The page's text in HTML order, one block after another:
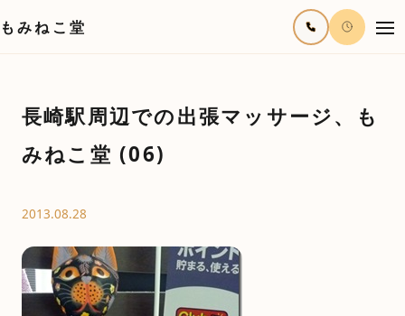
もみねこ堂
長崎駅周辺での出張マッサージ、も
みねこ堂 (06)
2013.08.28